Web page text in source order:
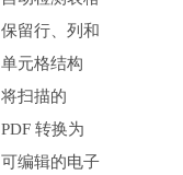
保留行、列和
单元格结构
将扫描的
PDF 转换为
可编辑的电子